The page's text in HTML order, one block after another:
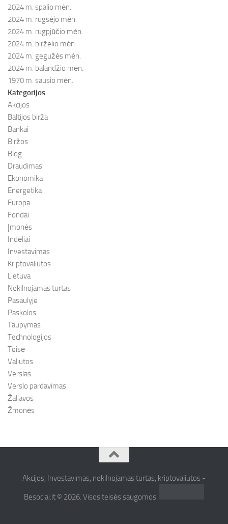
2024 m. spalio mėn.
2024 m. rugsėjo mėn.
2024 m. rugpjūčio mėn.
2024 m. birželio mėn.
2024 m. gegužės mėn.
2024 m. balandžio mėn.
1970 m. sausio mėn.
Kategorijos
Akcijos
Baltijos birža
Bankai
Biržos
Blog
Draudimas
Ekonomika
Energetika
Europa
Fondai
Įmonės
Indėliai
Investavimas
Kriptovaliutos
Lietuva
Nekilnojamas turtas
Pasaulyje
Paskolos
Taupymas
Technologijos
Teisė
Valiutos
Verslas
Verslo pardavimas
Žaliavos
Žmonės
Akcijos, Investavimas, nekilnojamas turtas, kriptovaliutos -
Besociai.lt © 2026. Visos teisės saugomos.